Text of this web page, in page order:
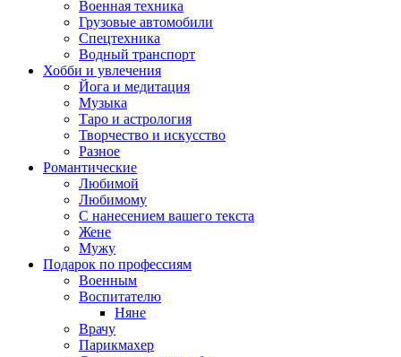
Военная техника
Грузовые автомобили
Спецтехника
Водный транспорт
Хобби и увлечения
Йога и медитация
Музыка
Таро и астрология
Творчество и искусство
Разное
Романтические
Любимой
Любимому
С нанесением вашего текста
Жене
Мужу
Подарок по профессиям
Военным
Воспитателю
Няне
Врачу
Парикмахер